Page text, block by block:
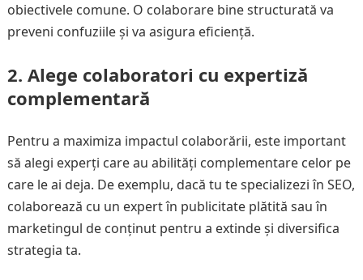
obiectivele comune. O colaborare bine structurată va
preveni confuziile și va asigura eficiență.
2. Alege colaboratori cu expertiză
complementară
Pentru a maximiza impactul colaborării, este important
să alegi experți care au abilități complementare celor pe
care le ai deja. De exemplu, dacă tu te specializezi în SEO,
colaborează cu un expert în publicitate plătită sau în
marketingul de conținut pentru a extinde și diversifica
strategia ta.